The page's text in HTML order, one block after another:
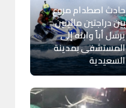
حادث اصطدام مروع
بين دراجتين مائيتين
يرسل أباً وابنه إلى
المستشفى بمدينة
السعيدية